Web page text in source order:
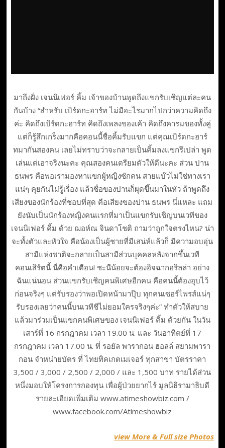
มาถึงฝั่ง เจนนิเฟอร์ คิ้ม เจ้าของบ้านพูดถึงแขกรับเชิญแต่ละคน
กันบ้าง “สำหรับ เบิร์ดกะฮาร์ท ไม่มีอะไรมากไปกว่าความคิดถึง
ค่ะ คิดถึงเบิร์ดกะฮาร์ท คิดถึงเพลงของเค้า คิดถึงคารมของทั้งคู่
แต่ก็รู้สึกเกร็งมากคือคอนนี้ชื่อคิ้มรับแขก แต่คุณเบิร์ดกะฮาร์
ทมากันสองคน เลยไม่ทราบว่าจะกลายเป็นคิ้มลงแขกรึเปล่า พูด
เล่นแต่เอาจริงนะคะ คุณสองคนเตรียมตัวให้ดีนะคะ ส่วน ปาน
ธนพร คือพอเรามองหาแขกผู้หญิงซักคน สายแบ๊วไม่ใช่ทางเรา
แน่ๆ คุยกันไม่รู้เรื่อง แล้วชื่อของปานก็ผุดขึ้นมาในหัว ถ้าพูดถึง
เสียงของนักร้องที่ชอบที่สุด คือเสียงของปาน ธนพร นี่แหละ แถม
ยังนับเป็นนักร้องหญิงคนแรกที่มาเป็นแขกรับเชิญบนเวทีของ
เจนนิเฟอร์ คิ้ม ด้วย ฌอห์ณ จินดาโชติ ถามว่าถูกใจตรงไหน? น่า
จะทั้งตัวและหัวใจ คือน้องเป็นผู้ชายที่มีเสน่ห์แล้วก็ มีความอบอุ่น
สามีแห่งชาติจะกลายเป็นสามีส่วนบุคคลหลังจากขึ้นเวที
คอนเสิร์ตนี้ นี่คือคำเตือน! ชะนีน้อยจะต้องอิจฉากอริลล่า อย่าง
ฉันแน่นอน ส่วนแขกรับเชิญคนพิเศษอีกคน คือคนนี้ต้องอุบไว้
ก่อนจริงๆ แต่รับรองว่าพอเปิดหน้ามาปุ๊บ ทุกคนเซอร์ไพรส์แน่ๆ
รับรองเลยว่าคนนี้บนเวทีชีไม่ยอมใครจริงๆค่ะ” ทำตัวให้สบาย
แล้วมาร่วมเป็นแขกคนพิเศษของ เจนนิเฟอร์ คิ้ม ด้วยกัน ในวัน
เสาร์ที่ 16 กรกฎาคม เวลา 19.00 น. และ วันอาทิตย์ที่ 17
กรกฎาคม เวลา 17.00 น. ที่ รอยัล พารากอน ฮอลล์ สยามพารา
กอน จำหน่ายบัตร ที่ ไทยทิคเกตเมเจอร์ ทุกสาขา บัตรราคา
3,500 / 3,000 / 2,500 / 2,000 / และ 1,500 บาท รายได้ส่วน
หนึ่งมอบให้โครงการกองทุน เพื่อผู้ป่วยยากไร้ มูลนิธิรามาธิบดี
รายละเอียดเพิ่มเติม www.atimeshowbiz.com /
www.facebook.com/Atimeshowbiz
view More & Full size Photos